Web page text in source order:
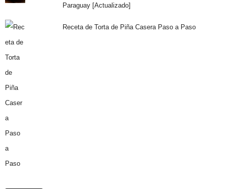
Paraguay [Actualizado]
Receta de Torta de Piña Casera Paso a Paso